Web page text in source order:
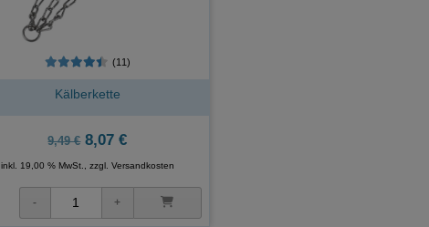
(11)
Kälberkette
9,49 €8,07 €
inkl. 19,00 % MwSt., zzgl. Versandkosten